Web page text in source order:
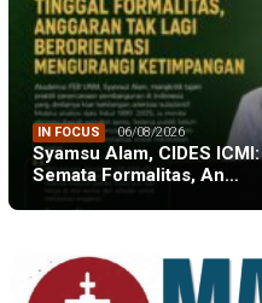
IN FOCUS 06/08/2026
Syamsu Alam, CIDES
Semata Formalitas, An…